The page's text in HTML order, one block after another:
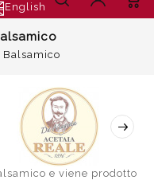
English
Balsamico
e viene prodotto